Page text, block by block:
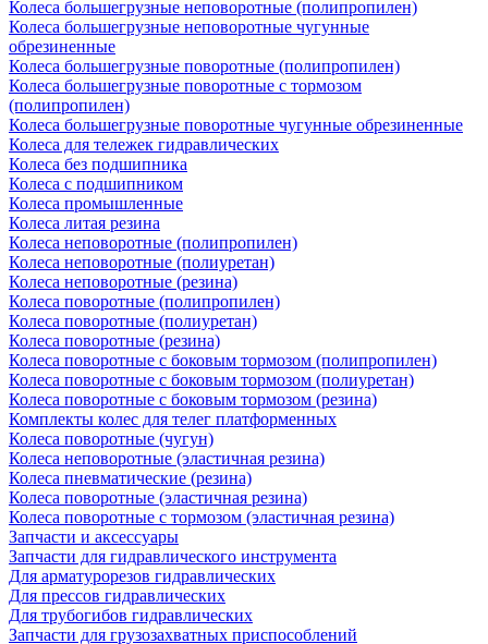
Колеса большегрузные неповоротные (полипропилен)
Колеса большегрузные неповоротные чугунные
обрезиненные
Колеса большегрузные поворотные (полипропилен)
Колеса большегрузные поворотные с тормозом
(полипропилен)
Колеса большегрузные поворотные чугунные обрезиненные
Колеса для тележек гидравлических
Колеса без подшипника
Колеса с подшипником
Колеса промышленные
Колеса литая резина
Колеса неповоротные (полипропилен)
Колеса неповоротные (полиуретан)
Колеса неповоротные (резина)
Колеса поворотные (полипропилен)
Колеса поворотные (полиуретан)
Колеса поворотные (резина)
Колеса поворотные c боковым тормозом (полипропилен)
Колеса поворотные c боковым тормозом (полиуретан)
Колеса поворотные c боковым тормозом (резина)
Комплекты колес для телег платформенных
Колеса поворотные (чугун)
Колеса неповоротные (эластичная резина)
Колеса пневматические (резина)
Колеса поворотные (эластичная резина)
Колеса поворотные c тормозом (эластичная резина)
Запчасти и аксессуары
Запчасти для гидравлического инструмента
Для арматурорезов гидравлических
Для прессов гидравлических
Для трубогибов гидравлических
Запчасти для грузозахватных приспособлений